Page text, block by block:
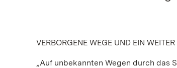
VERBORGENE WEGE UND EIN
„Auf unbekannten Wegen durch das